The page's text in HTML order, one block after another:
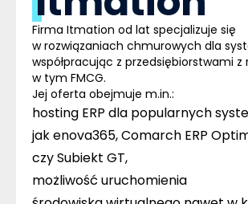
Firma Itmation od lat specjalizuje się
wrozwiązaniach chmurowych dla
współpracując z przedsiębiorstwami z
w tym FMCG.
Jej oferta obejmuje m.in.:
hosting ERP dla popularnych
jakenova365, Comarch ERP
czy Subiekt GT,
możliwość uruchomienia